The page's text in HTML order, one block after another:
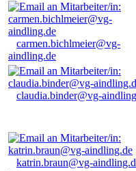
carmen.bichlmeier@vg-
aindling.de
claudia.binder@vg-
katrin.braun@vg-